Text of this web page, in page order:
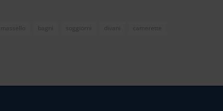
massello bagni soggiorni divani camerette